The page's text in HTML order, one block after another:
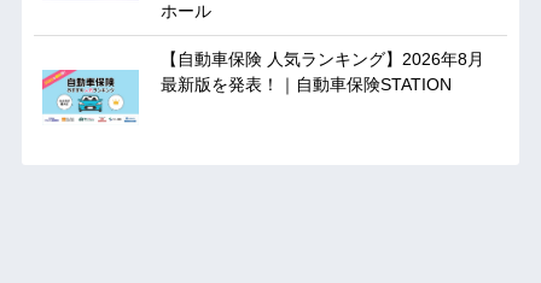
ホール
【自動車保険 人気ランキング】2026年8月
最新版を発表！｜自動車保険STATION